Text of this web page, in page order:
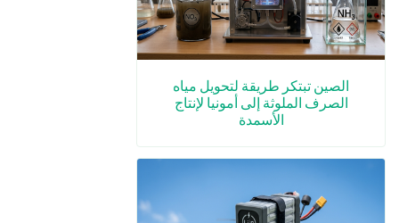
الصين تبتكر طريقة لتحويل مياه
الصرف الملوثة إلى أمونيا لإنتاج
الأسمدة